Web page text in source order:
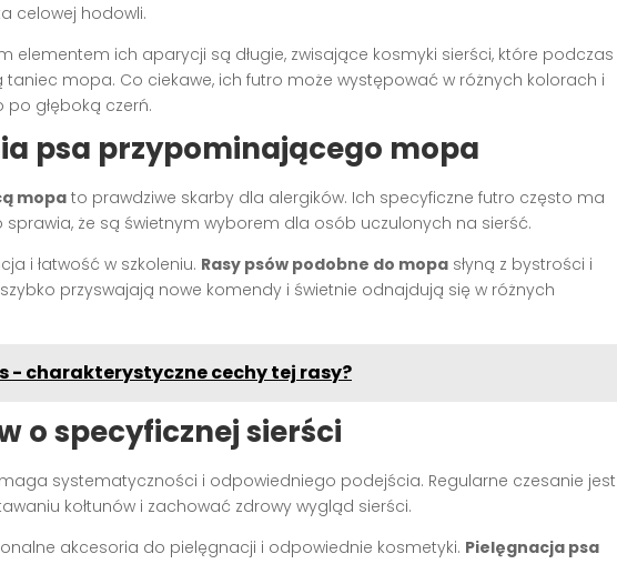
celowej hodowli.
elementem ich aparycji są długie, zwisające kosmyki sierści, które podczas
mopa. Co ciekawe, ich futro może występować w różnych kolorach i
głęboką czerń.
psa przypominającego mopa
mopa to prawdziwe skarby dla alergików. Ich specyficzne futro często ma
sprawia, że są świetnym wyborem dla osób uczulonych na sierść.
i łatwość w szkoleniu. Rasy psów podobne do mopa słyną z bystrości i
przyswajają nowe komendy i świetnie odnajdują się w różnych
- charakterystyczne cechy tej rasy?
o specyficznej sierści
systematyczności i odpowiedniego podejścia. Regularne czesanie jest
kołtunów i zachować zdrowy wygląd sierści.
akcesoria do pielęgnacji i odpowiednie kosmetyki. Pielęgnacja psa